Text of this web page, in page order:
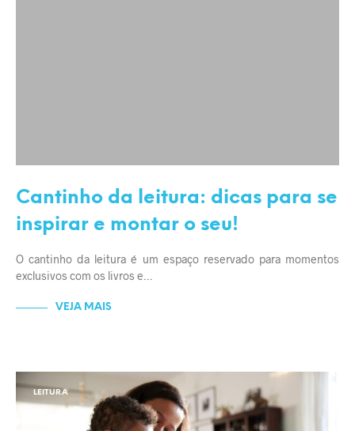
Cantinho da leitura: dicas para se
inspirar e montar o seu!
O cantinho da leitura é um espaço reservado para momentos
exclusivos com os livros e…
VEJA MAIS
LEITURA